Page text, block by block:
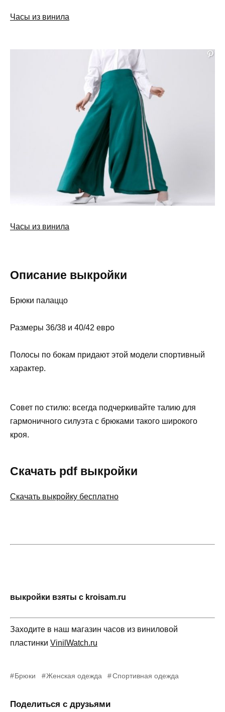
Часы из винила
Часы из винила
Описание выкройки
Брюки палаццо
Размеры 36/38 и 40/42 евро
Полосы по бокам придают этой модели спортивный
характер.
Совет по стилю: всегда подчеркивайте талию для
гармоничного силуэта с брюками такого широкого
кроя.
Скачать pdf выкройки
Скачать выкройку бесплатно
выкройки взяты с kroisam.ru
Заходите в наш магазин часов из виниловой
пластинки VinilWatch.ru
Брюки Женская одежда Спортивная одежда
Поделиться с друзьями